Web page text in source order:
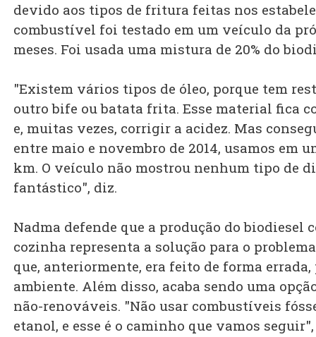
devido aos tipos de fritura feitas nos
combustível foi testado em um veículo da
meses. Foi usada uma mistura de 20% do
"Existem vários tipos de óleo, porque tem
outro bife ou batata frita. Esse material fica
e, muitas vezes, corrigir a acidez. Mas
entre maio e novembro de 2014, usamos em
km. O veículo não mostrou nenhum tipo de
fantástico", diz.
Nadma defende que a produção do biodiesel
cozinha representa a solução para o
que, anteriormente, era feito de forma
ambiente. Além disso, acaba sendo uma
não-renováveis. "Não usar combustíveis
etanol, e esse é o caminho que vamos